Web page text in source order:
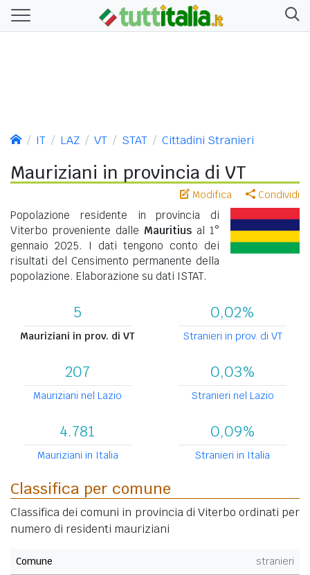
IT LAZ VT STAT Cittadini Stranieri
Mauriziani in provincia di VT
Modifica Condividi
Popolazione residente in provincia di
Viterbo proveniente dalle Mauritius al 1°
gennaio 2025. I dati tengono conto dei
risultati del Censimento permanente della
popolazione. Elaborazione su dati ISTAT.
5
Mauriziani in prov. di VT
0,02%
Stranieri in prov. di VT
207
Mauriziani nel Lazio
0,03%
Stranieri nel Lazio
4.781
Mauriziani in Italia
0,09%
Stranieri in Italia
Classifica per comune
Classifica dei comuni in provincia di Viterbo ordinati per
numero di residenti mauriziani
Comune
stranieri